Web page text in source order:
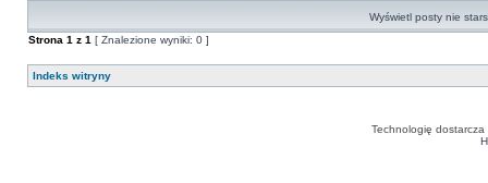
Wyświetl posty nie
Strona 1 z 1 [ Znalezione wyniki: 0 ]
Indeks witryny
Technologię dostarcza